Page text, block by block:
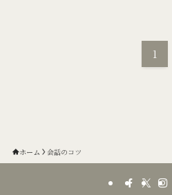
1
ホーム 会話のコツ